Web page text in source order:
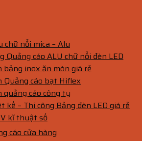
chữ nổi mica – Alu
Quảng cáo ALU chữ nổi đèn LED
bảng inox ăn mòn giá rẻ
Quảng cáo bạt Hiflex
quảng cáo công ty
kế – Thi công Bảng đèn LED giá rẻ
kĩ thuật số
cáo cửa hàng